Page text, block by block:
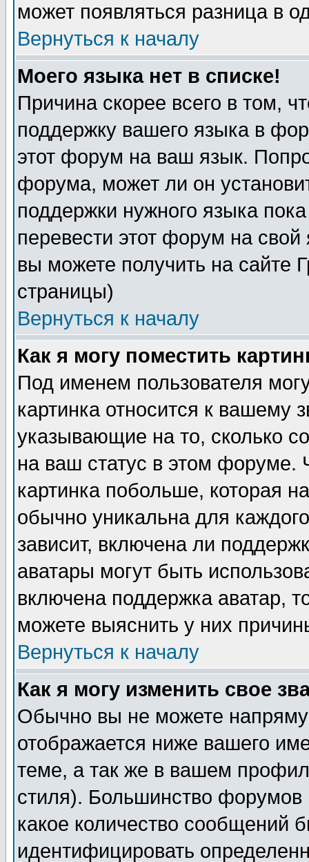
может появляться разница в
Вернуться к началу
Моего языка нет в списке!
Причина скорее всего в том,
поддержку вашего языка в
этот форум на ваш язык.
форума, может ли он
поддержки нужного языка
перевести этот форум на
вы можете получить на сайте
страницы)
Вернуться к началу
Как я могу поместить
Под именем пользователя
картинка относится к вашему
указывающие на то, сколько
на ваш статус в этом форуме.
картинка побольше, которая
обычно уникальна для
зависит, включена ли
аватары могут быть
включена поддержка аватар,
можете выяснить у них
Вернуться к началу
Как я могу изменить свое
Обычно вы не можете
отображается ниже вашего
теме, а так же в вашем
стиля). Большинство форумов
какое количество сообщений
идентифицировать